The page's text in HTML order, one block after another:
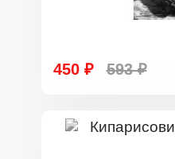
450 ₽ 593 ₽